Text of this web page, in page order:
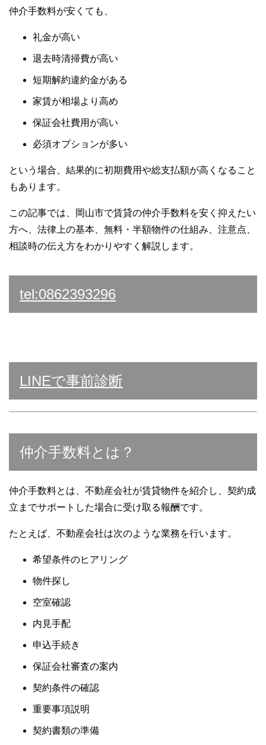
仲介手数料が安くても、
礼金が高い
退去時清掃費が高い
短期解約違約金がある
家賃が相場より高め
保証会社費用が高い
必須オプションが多い
という場合、結果的に初期費用や総支払額が高くなること
もあります。
この記事では、岡山市で賃貸の仲介手数料を安く抑えたい
方へ、法律上の基本、無料・半額物件の仕組み、注意点、
相談時の伝え方をわかりやすく解説します。
tel:0862393296
LINEで事前診断
仲介手数料とは？
仲介手数料とは、不動産会社が賃貸物件を紹介し、契約成
立までサポートした場合に受け取る報酬です。
たとえば、不動産会社は次のような業務を行います。
希望条件のヒアリング
物件探し
空室確認
内見手配
申込手続き
保証会社審査の案内
契約条件の確認
重要事項説明
契約書類の準備